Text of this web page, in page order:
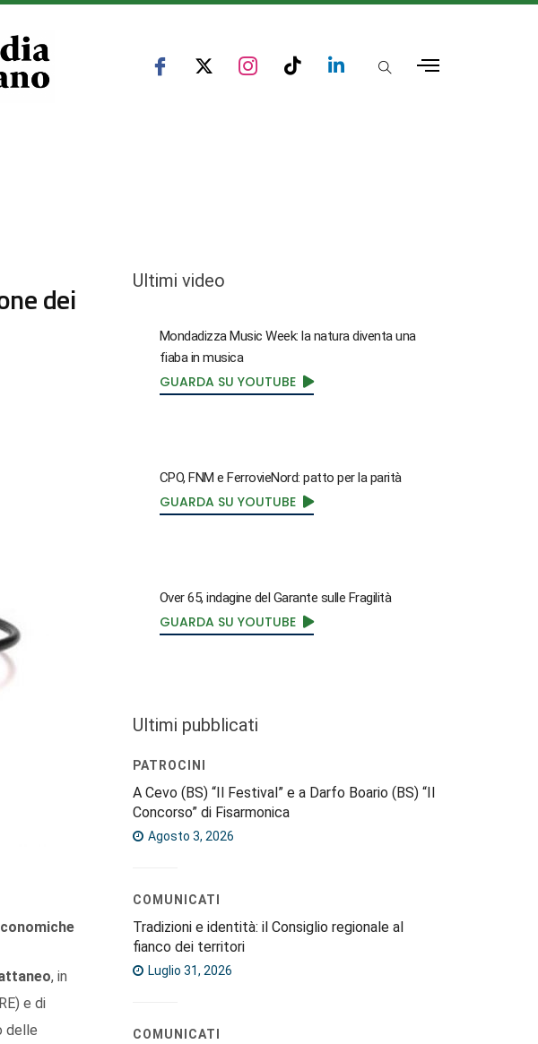
dei
, in
e di
delle
Ultimi video
Mondadizza Music Week: la natura diventa una
fiaba in musica
GUARDA SU YOUTUBE
CPO, FNM e FerrovieNord: patto per la parità
GUARDA SU YOUTUBE
Over 65, indagine del Garante sulle Fragilità
GUARDA SU YOUTUBE
Ultimi pubblicati
PATROCINI
A Cevo (BS) “Il Festival” e a Darfo Boario (BS) “Il
Concorso” di Fisarmonica
Agosto 3, 2026
COMUNICATI
Tradizioni e identità: il Consiglio regionale al
fianco dei territori
Luglio 31, 2026
COMUNICATI